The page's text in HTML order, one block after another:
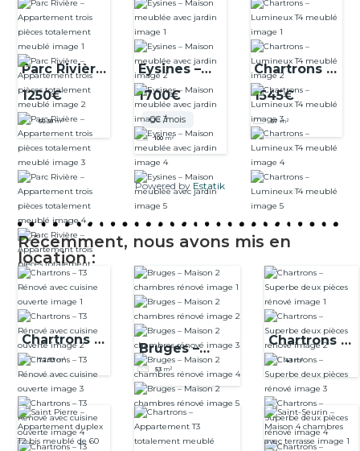
Parc Rivière
–
Apparteme
nt trois
pièces
totalement
meublé
1250€
66.38 m²
Eysines –
Maison
meublée
avec jardin
1700€
CC /mois
100 m²
Chartrons –
Lumineux
T4 meublé
1545€
67 m²
Powered by Estatik
Récemment, nous avons mis en
location :
Chartrons –
T3 Rénové
avec
cuisine
ouverte
72.93 m²
Bruges –
Maison 2
chambres
rénové
53 m²
Chartrons –
Superbe
deux pièces
rénové
43 m²